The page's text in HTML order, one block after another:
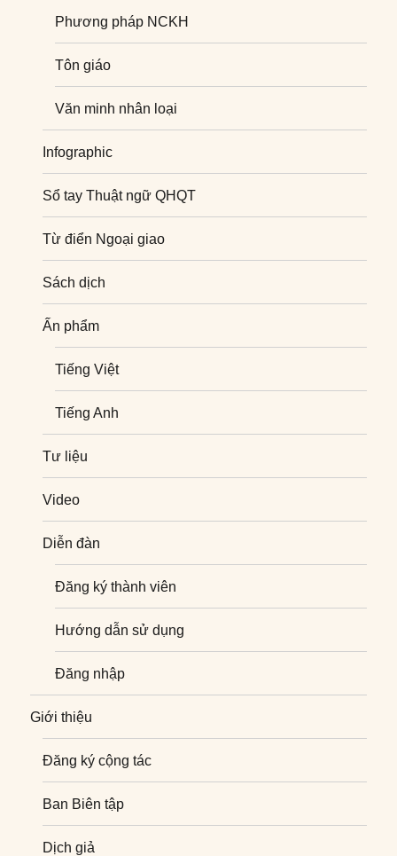
Phương pháp NCKH
Tôn giáo
Văn minh nhân loại
Infographic
Sổ tay Thuật ngữ QHQT
Từ điển Ngoại giao
Sách dịch
Ấn phẩm
Tiếng Việt
Tiếng Anh
Tư liệu
Video
Diễn đàn
Đăng ký thành viên
Hướng dẫn sử dụng
Đăng nhập
Giới thiệu
Đăng ký cộng tác
Ban Biên tập
Dịch giả